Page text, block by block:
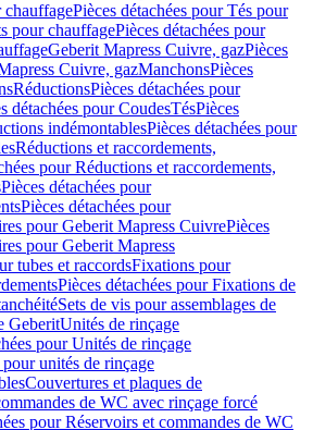
chauffagePièces détachées pour Tés pour
pour chauffagePièces détachées pour
Geberit Mapress Cuivre, gazPièces
Cuivre, gazManchonsPièces
RéductionsPièces détachées pour
détachées pour CoudesTésPièces
indémontablesPièces détachées pour
Réductions et raccordements,
pour Réductions et raccordements,
Pièces détachées pour
Pièces détachées pour
pour Geberit Mapress CuivrePièces
pour Geberit Mapress
tubes et raccordsFixations pour
Pièces détachées pour Fixations de
Sets de vis pour assemblages de
GeberitUnités de rinçage
pour Unités de rinçage
unités de rinçage
Couvertures et plaques de
de WC avec rinçage forcé
pour Réservoirs et commandes de WC